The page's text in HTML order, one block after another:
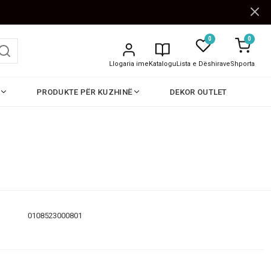
Llogaria imeKatalogu
0
Lista e Dëshirave
0
Shporta
PRODUKTE PËR KUZHINË DEKOR OUTLET
0108523000801